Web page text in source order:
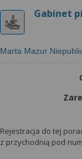
Gabinet
Marta Mazur
Rejestracja do tej
z przychodnią pod